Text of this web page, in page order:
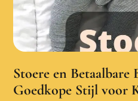
Stoere en Betaalbare
Goedkope Stijl voor